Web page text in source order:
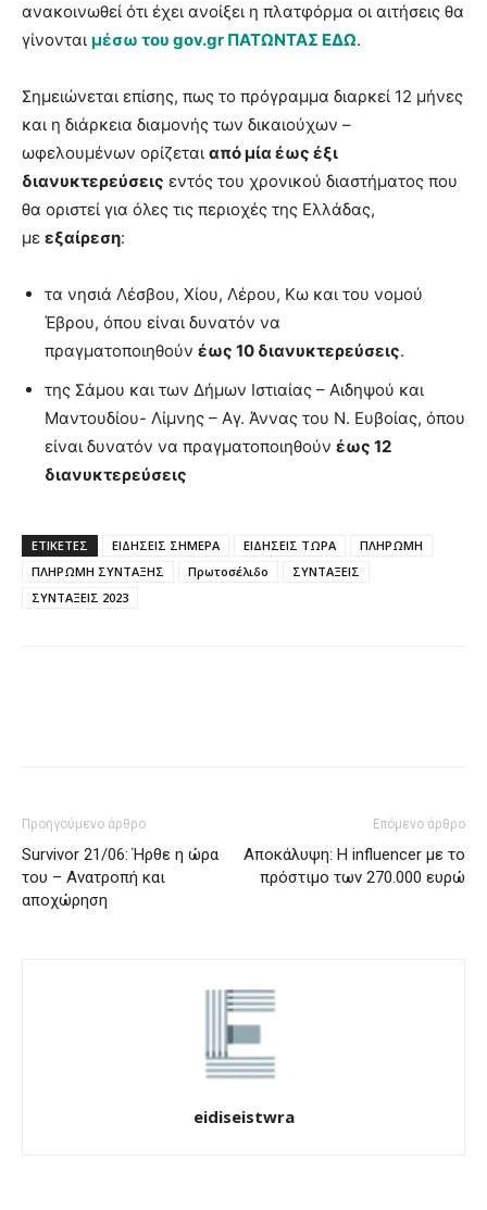
ανακοινωθεί ότι έχει ανοίξει η πλατφόρμα οι αιτήσεις θα
γίνονται μέσω του gov.gr ΠΑΤΩΝΤΑΣ ΕΔΩ.
Σημειώνεται επίσης, πως το πρόγραμμα διαρκεί 12 μήνες
και η διάρκεια διαμονής των δικαιούχων –
ωφελουμένων ορίζεται από μία έως έξι
διανυκτερεύσεις εντός του χρονικού διαστήματος που
θα οριστεί για όλες τις περιοχές της Ελλάδας,
με εξαίρεση:
τα νησιά Λέσβου, Χίου, Λέρου, Κω και του νομού
Έβρου, όπου είναι δυνατόν να
πραγματοποιηθούν έως 10 διανυκτερεύσεις.
της Σάμου και των Δήμων Ιστιαίας – Αιδηψού και
Μαντουδίου- Λίμνης – Αγ. Άννας του Ν. Ευβοίας, όπου
είναι δυνατόν να πραγματοποιηθούν έως 12
διανυκτερεύσεις
ΕΤΙΚΈΤΕΣ ΕΙΔΗΣΕΙΣ ΣΗΜΕΡΑ ΕΙΔΗΣΕΙΣ ΤΩΡΑ
ΠΛΗΡΩΜΗ
ΠΛΗΡΩΜΗ ΣΥΝΤΑΞΗΣ
Πρωτοσέλιδο
ΣΥΝΤΑΞΕΙΣ
ΣΥΝΤΑΞΕΙΣ 2023
Προηγούμενο άρθρο
Survivor 21/06: Ήρθε η ώρα
του – Ανατροπή και
αποχώρηση
Επόμενο άρθρο
Αποκάλυψη: Η influencer με το
πρόστιμο των 270.000 ευρώ
eidiseistwra